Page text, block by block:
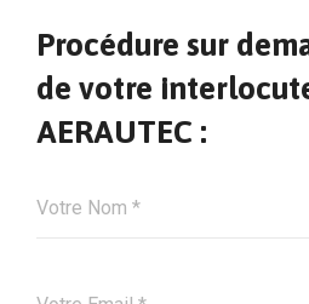
Procédure sur
de votre
AERAUTEC :